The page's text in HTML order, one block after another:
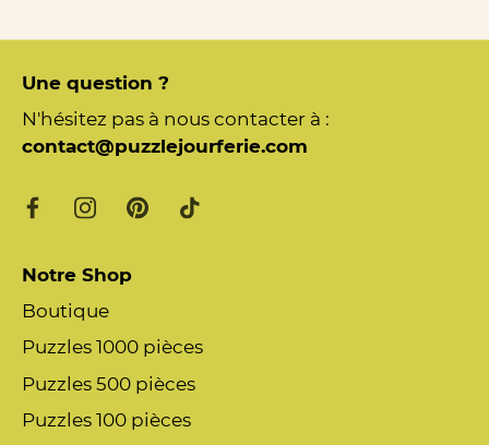
Une question ?
N'hésitez pas à nous contacter à :
contact@puzzlejourferie.com
Notre Shop
Boutique
Puzzles 1000 pièces
Puzzles 500 pièces
Puzzles 100 pièces